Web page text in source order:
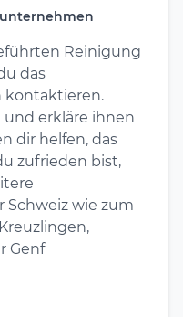
Reinigung
das
kontaktieren.
und erkläre ihnen
dir helfen, das
zufrieden bist,
Schweiz wie zum
Genf